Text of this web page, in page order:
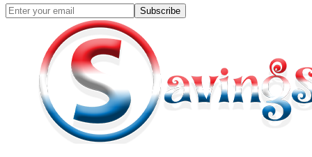
Subscribe